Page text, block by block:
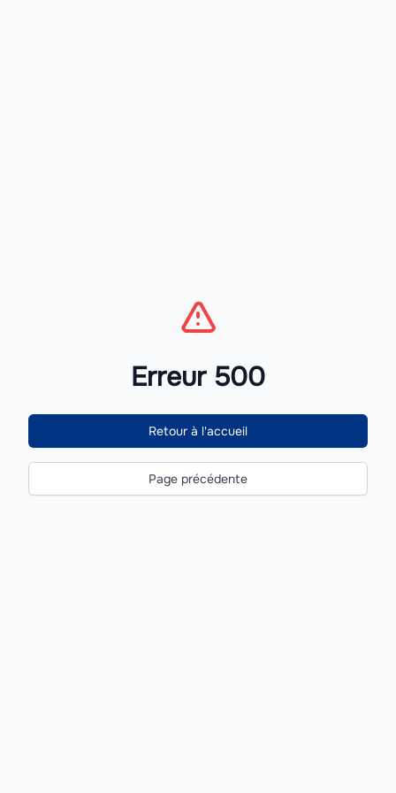
Erreur 500
Retour à l'accueil
Page précédente